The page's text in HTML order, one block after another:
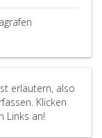
erläutern, also
Klicken
Links an!